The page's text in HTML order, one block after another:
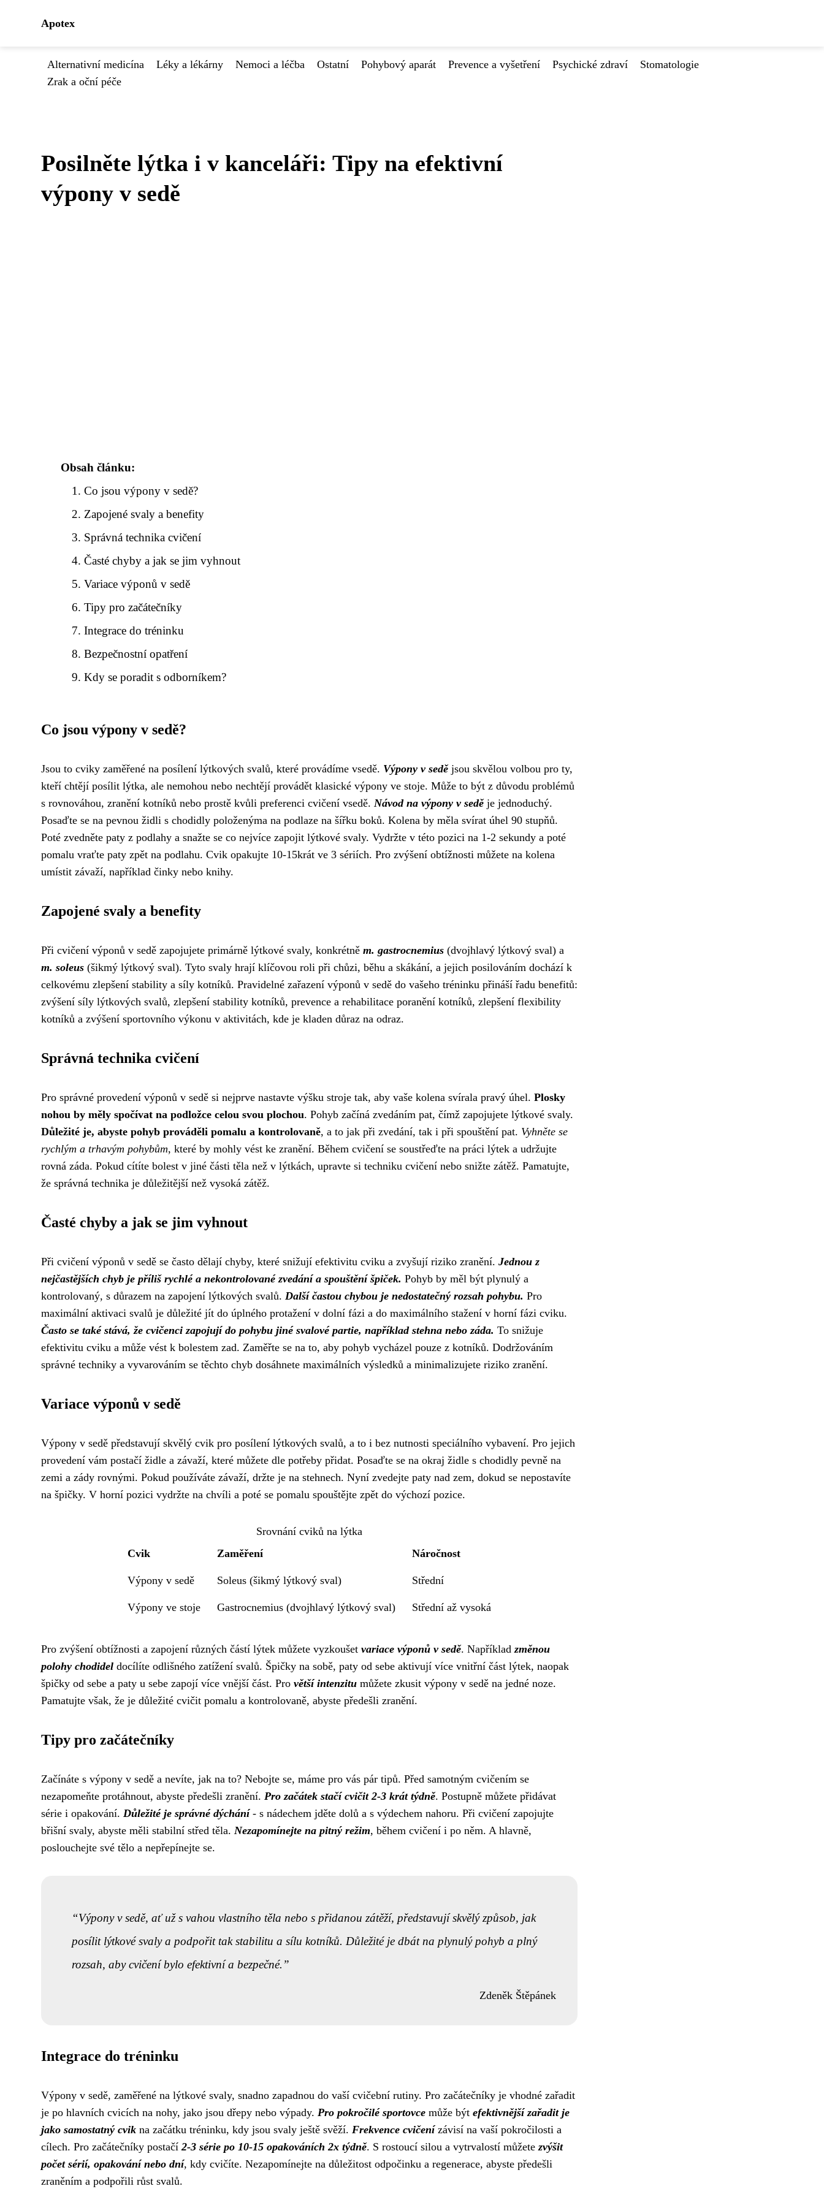
Apotex
Alternativní medicína Léky a lékárny Nemoci a léčba Ostatní Pohybový aparát Prevence a vyšetření Psychické zdraví
Stomatologie
Zrak a oční péče
Posilněte lýtka i v kanceláři: Tipy na efektivní
výpony v sedě
Obsah článku:
Co jsou výpony v sedě?
Zapojené svaly a benefity
Správná technika cvičení
Časté chyby a jak se jim vyhnout
Variace výponů v sedě
Tipy pro začátečníky
Integrace do tréninku
Bezpečnostní opatření
Kdy se poradit s odborníkem?
Co jsou výpony v sedě?
Jsou to cviky zaměřené na posílení lýtkových svalů, které provádíme vsedě. Výpony v sedějsou skvělou volbou pro ty,
kteří chtějí posílit lýtka, ale nemohou nebo nechtějí provádět klasické výpony ve stoje. Může to být z důvodu problémů
s rovnováhou, zranění kotníků nebo prostě kvůli preferenci cvičení vsedě. Návod na výpony v seděje jednoduchý.
Posaďte se na pevnou židli s chodidly položenýma na podlaze na šířku boků. Kolena by měla svírat úhel 90 stupňů.
Poté zvedněte paty z podlahy a snažte se co nejvíce zapojit lýtkové svaly. Vydržte v této pozici na 1-2 sekundy a poté
pomalu vraťte paty zpět na podlahu. Cvik opakujte 10-15krát ve 3 sériích. Pro zvýšení obtížnosti můžete na kolena
umístit závaží, například činky nebo knihy.
Zapojené svaly a benefity
Při cvičení výponů v sedě zapojujete primárně lýtkové svaly, konkrétně m. gastrocnemius (dvojhlavý lýtkový sval) a
m. soleus (šikmý lýtkový sval). Tyto svaly hrají klíčovou roli při chůzi, běhu a skákání, a jejich posilováním dochází k
celkovému zlepšení stability a síly kotníků. Pravidelné zařazení výponů v sedě do vašeho tréninku přináší řadu benefitů:
zvýšení síly lýtkových svalů, zlepšení stability kotníků, prevence a rehabilitace poranění kotníků, zlepšení flexibility
kotníků a zvýšení sportovního výkonu v aktivitách, kde je kladen důraz na odraz.
Správná technika cvičení
Pro správné provedení výponů v sedě si nejprve nastavte výšku stroje tak, aby vaše kolena svírala pravý úhel. Plosky
nohou by měly spočívat na podložce celou svou plochou. Pohyb začíná zvedáním pat, čímž zapojujete lýtkové svaly.
Důležité je, abyste pohyb prováděli pomalu a kontrolovaně, a to jak při zvedání, tak i při spouštění pat. Vyhněte se
rychlým a trhavým pohybům, které by mohly vést ke zranění. Během cvičení se soustřeďte na práci lýtek a udržujte
rovná záda. Pokud cítíte bolest v jiné části těla než v lýtkách, upravte si techniku cvičení nebo snižte zátěž. Pamatujte,
že správná technika je důležitější než vysoká zátěž.
Časté chyby a jak se jim vyhnout
Při cvičení výponů v sedě se často dělají chyby, které snižují efektivitu cviku a zvyšují riziko zranění. Jednou z
nejčastějších chyb je příliš rychlé a nekontrolované zvedání a spouštění špiček. Pohyb by měl být plynulý a
kontrolovaný, s důrazem na zapojení lýtkových svalů. Další častou chybou je nedostatečný rozsah pohybu. Pro
maximální aktivaci svalů je důležité jít do úplného protažení v dolní fázi a do maximálního stažení v horní fázi cviku.
Často se také stává, že cvičenci zapojují do pohybu jiné svalové partie, například stehna nebo záda. To snižuje
efektivitu cviku a může vést k bolestem zad. Zaměřte se na to, aby pohyb vycházel pouze z kotníků. Dodržováním
správné techniky a vyvarováním se těchto chyb dosáhnete maximálních výsledků a minimalizujete riziko zranění.
Variace výponů v sedě
Výpony v sedě představují skvělý cvik pro posílení lýtkových svalů, a to i bez nutnosti speciálního vybavení. Pro jejich
provedení vám postačí židle a závaží, které můžete dle potřeby přidat. Posaďte se na okraj židle s chodidly pevně na
zemi a zády rovnými. Pokud používáte závaží, držte je na stehnech. Nyní zvedejte paty nad zem, dokud se nepostavíte
na špičky. V horní pozici vydržte na chvíli a poté se pomalu spouštějte zpět do výchozí pozice.
Srovnání cviků na lýtka
Cvik
Zaměření Náročnost
Výpony v sedě Soleus (šikmý lýtkový sval) Střední
Výpony ve stoje Gastrocnemius (dvojhlavý lýtkový sval) Střední až vysoká
Pro zvýšení obtížnosti a zapojení různých částí lýtek můžete vyzkoušet variace výponů v sedě. Napříkladzměnou
polohy chodidel docílíte odlišného zatížení svalů. Špičky na sobě, paty od sebe aktivují více vnitřní část lýtek, naopak
špičky od sebe a paty u sebe zapojí více vnější část. Pro větší intenzitu můžete zkusit výpony v sedě na jedné noze.
Pamatujte však, že je důležité cvičit pomalu a kontrolovaně, abyste předešli zranění.
Tipy pro začátečníky
Začínáte s výpony v sedě a nevíte, jak na to? Nebojte se, máme pro vás pár tipů. Před samotným cvičením se
nezapomeňte protáhnout, abyste předešli zranění. Pro začátek stačí cvičit 2-3 krát týdně. Postupně můžete přidávat
série i opakování. Důležité je správné dýchání- s nádechem jděte dolů a s výdechem nahoru. Při cvičení zapojujte
břišní svaly, abyste měli stabilní střed těla. Nezapomínejte na pitný režim, během cvičení i po něm. A hlavně,
poslouchejte své tělo a nepřepínejte se.
Výpony v sedě, ať už s vahou vlastního těla nebo s přidanou zátěží, představují skvělý způsob, jak
posílit lýtkové svaly a podpořit tak stabilitu a sílu kotníků. Důležité je dbát na plynulý pohyb a plný
rozsah, aby cvičení bylo efektivní a bezpečné.
Zdeněk Štěpánek
Integrace do tréninku
Výpony v sedě, zaměřené na lýtkové svaly, snadno zapadnou do vaší cvičební rutiny. Pro začátečníky je vhodné zařadit
je po hlavních cvicích na nohy, jako jsou dřepy nebo výpady. Pro pokročilé sportovce může být efektivnější zařadit je
jako samostatný cvik na začátku tréninku, kdy jsou svaly ještě svěží. Frekvence cvičenízávisí na vaší pokročilosti a
cílech. Pro začátečníky postačí2-3 série po 10-15 opakováních 2x týdně. S rostoucí silou a vytrvalostí můžetezvýšit
počet sérií, opakování nebo dní, kdy cvičíte. Nezapomínejte na důležitost odpočinku a regenerace, abyste předešli
zraněním a podpořili růst svalů.